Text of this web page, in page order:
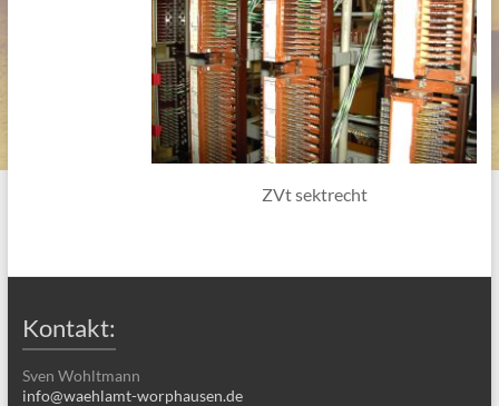
ZVt sektrecht
Kontakt:
Sven Wohltmann
info@waehlamt-worphausen.de